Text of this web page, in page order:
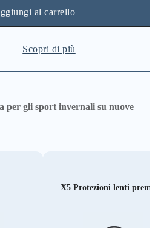
Scopri di più
al carrello
per gli sport invernali su nuove
X5 Protezioni lenti